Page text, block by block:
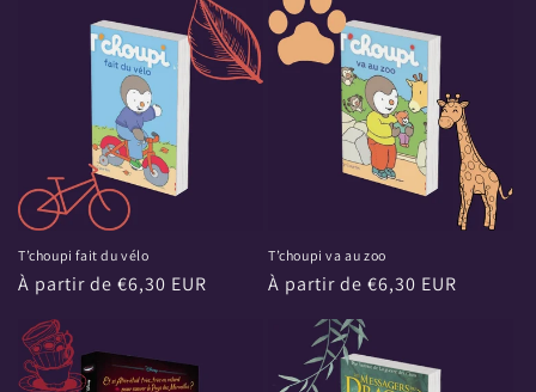
T’choupi fait du vélo
Prix
À partir de €6,30 EUR
T’choupi va au zoo
Prix
À partir de €6,30 EUR